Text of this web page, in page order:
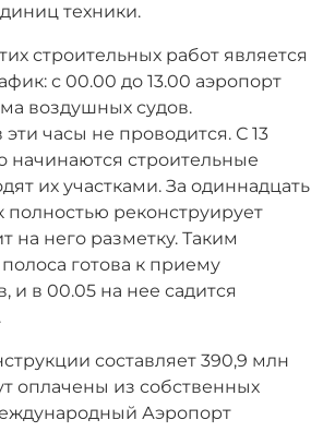
техники.
строительных работ является
с 00.00 до 13.00 аэропорт
воздушных судов.
часы не проводится. С 13
начинаются строительные
их участками. За одиннадцать
полностью реконструирует
на него разметку. Таким
готова к приему
и в 00.05 на нее садится
составляет 390,9 млн
оплачены из собственных
Аэропорт